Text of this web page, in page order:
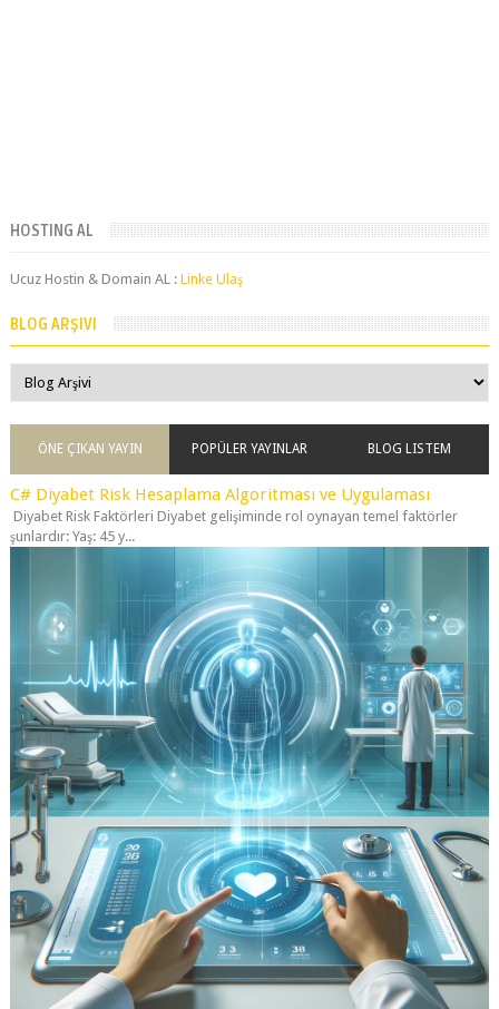
HOSTING AL
Ucuz Hostin & Domain AL : Linke Ulaş
BLOG ARŞIVI
ÖNE ÇIKAN YAYIN POPÜLER YAYINLAR BLOG LISTEM
C# Diyabet Risk Hesaplama Algoritması ve Uygulaması
Diyabet Risk Faktörleri Diyabet gelişiminde rol oynayan temel faktörler
şunlardır: Yaş: 45 y...